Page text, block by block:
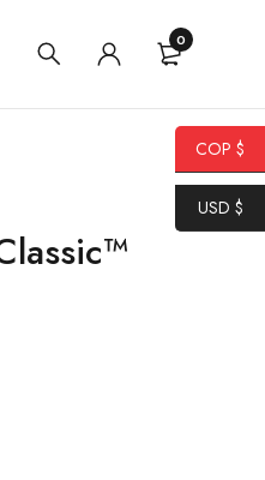
0
COP $
USD $